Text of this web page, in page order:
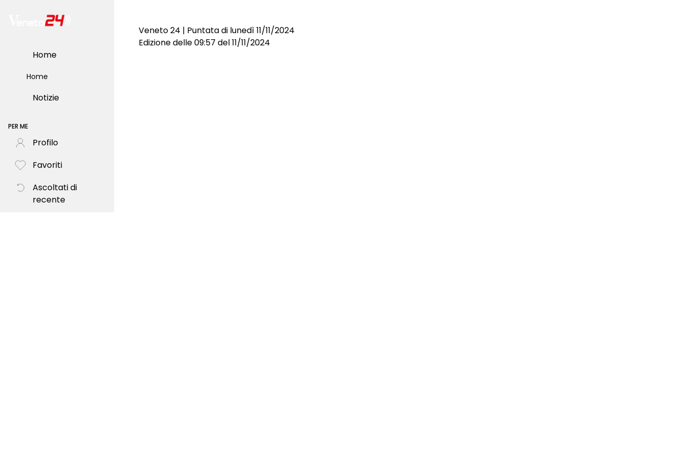
Home
Home
Notizie
PER ME
Profilo
Favoriti
Ascoltati di
recente
Veneto 24 | Puntata di lunedì 11/11/2024
Edizione delle 09:57 del 11/11/2024